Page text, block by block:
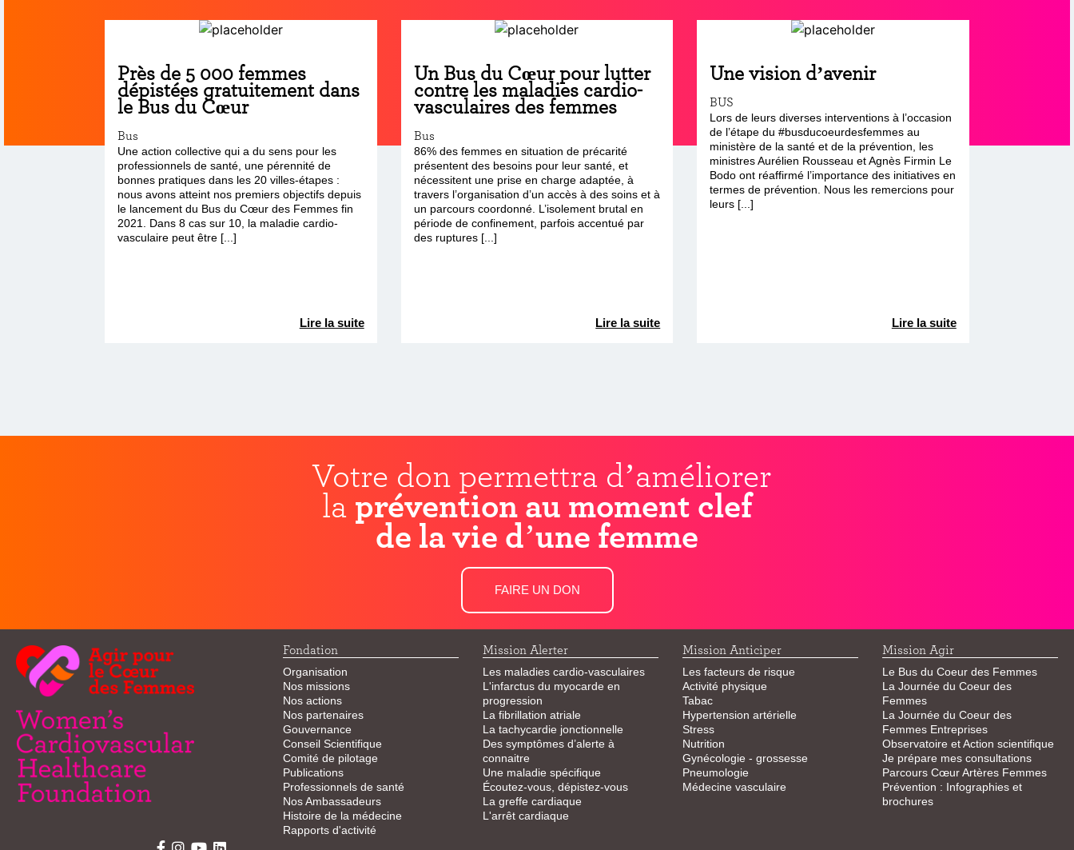
Près de 5 000 femmes
dépistées gratuitement dans
le Bus du Cœur
Bus
Une action collective qui a du sens pour les
professionnels de santé, une pérennité de
bonnes pratiques dans les 20 villes-étapes :
nous avons atteint nos premiers objectifs depuis
le lancement du Bus du Cœur des Femmes fin
2021. Dans 8 cas sur 10, la maladie cardio-
vasculaire peut être [...]
Lire la suite
Un Bus du Cœur pour lutter
contre les maladies cardio-
vasculaires des femmes
Bus
86% des femmes en situation de précarité
présentent des besoins pour leur santé, et
nécessitent une prise en charge adaptée, à
travers l’organisation d’un accès à des soins et à
un parcours coordonné. L’isolement brutal en
période de confinement, parfois accentué par
des ruptures [...]
Lire la suite
Une vision d’avenir
BUS
Lors de leurs diverses interventions à l’occasion
de l’étape du #busducoeurdesfemmes au
ministère de la santé et de la prévention, les
ministres Aurélien Rousseau et Agnès Firmin Le
Bodo ont réaffirmé l’importance des initiatives en
termes de prévention. Nous les remercions pour
leurs [...]
Lire la suite
Votre don permettra d’améliorer
la prévention au moment clef
de la vie d’une femme
FAIRE UN DON
Fondation
Organisation
Nos missions
Nos actions
Nos partenaires
Gouvernance
Conseil Scientifique
Comité de pilotage
Publications
Professionnels de santé
Nos Ambassadeurs
Histoire de la médecine
Rapports d'activité
Mission Alerter
Les maladies cardio-vasculaires
L'infarctus du myocarde en
progression
La fibrillation atriale
La tachycardie jonctionnelle
Des symptômes d’alerte à
connaitre
Une maladie spécifique
Écoutez-vous, dépistez-vous
La greffe cardiaque
L'arrêt cardiaque
Mission Anticiper
Les facteurs de risque
Activité physique
Tabac
Hypertension artérielle
Stress
Nutrition
Gynécologie - grossesse
Pneumologie
Médecine vasculaire
Mission Agir
Le Bus du Coeur des Femmes
La Journée du Coeur des
Femmes
La Journée du Coeur des
Femmes Entreprises
Observatoire et Action scientifique
Je prépare mes consultations
Parcours Cœur Artères Femmes
Prévention : Infographies et
brochures